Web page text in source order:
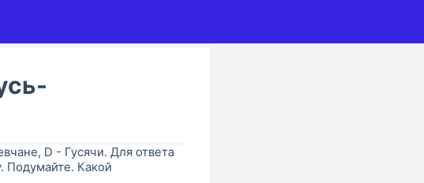
D - Гусячи. Для ответа
Подумайте. Какой